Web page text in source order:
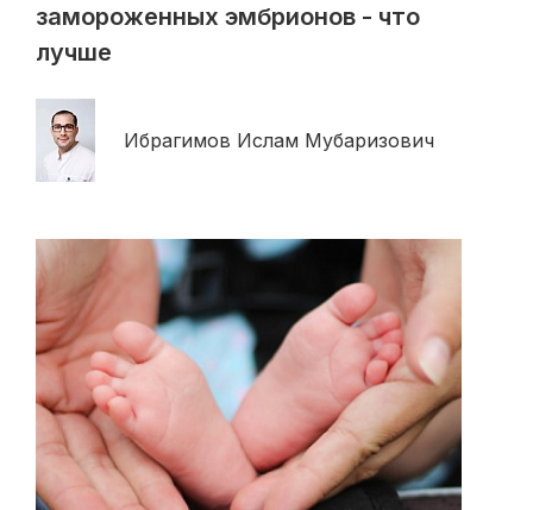
замороженных эмбрионов - что
лучше
Ибрагимов Ислам Мубаризович